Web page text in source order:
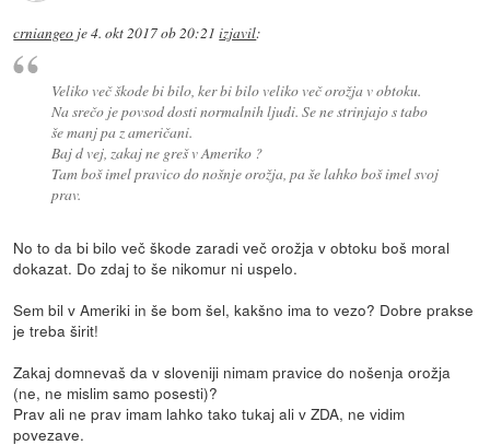
crniangeo je4. okt 2017 ob 20:21 izjavil:
Veliko več škode bi bilo, ker bi bilo veliko več orožja v obtoku.
Na srečo je povsod dosti normalnih ljudi. Se ne strinjajo s tabo
še manj pa z američani.
Baj d vej, zakaj ne greš v Ameriko ?
Tam boš imel pravico do nošnje orožja, pa še lahko boš imel svoj
prav.
No to da bi bilo več škode zaradi več orožja v obtoku boš moral
dokazat. Do zdaj to še nikomur ni uspelo.
Sem bil v Ameriki in še bom šel, kakšno ima to vezo? Dobre prakse
je treba širit!
Zakaj domnevaš da v sloveniji nimam pravice do nošenja orožja
(ne, ne mislim samo posesti)?
Prav ali ne prav imam lahko tako tukaj ali v ZDA, ne vidim
povezave.